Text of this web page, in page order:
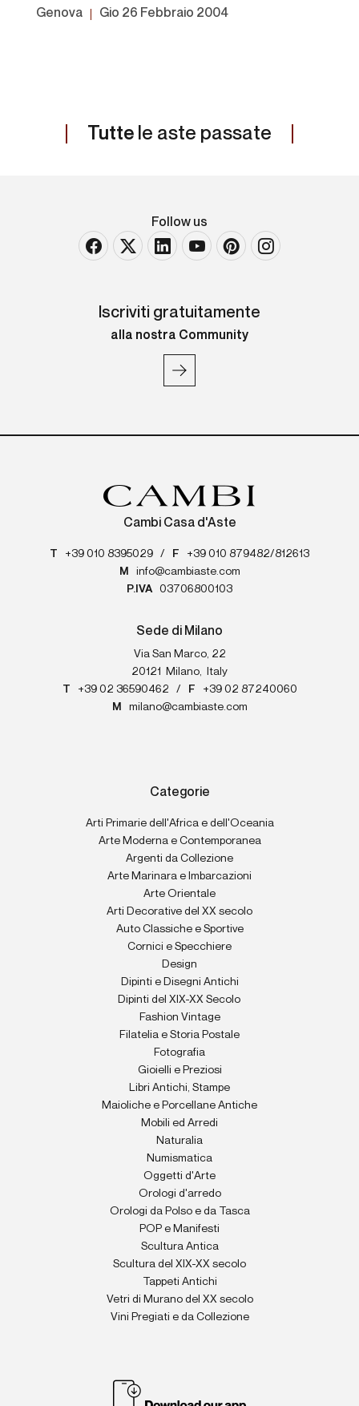
Genova gio 26 Febbraio 2004
Tutte le aste passate
Follow us
Iscriviti gratuitamente
alla nostra Community
Cambi Casa d'Aste
T +39 010 8395029 / F
+39 010 879482/812613
M
info@cambiaste.com
P.IVA
03706800103
Sede di Milano
Via San Marco, 22
20121
Milano,
Italy
T
+39 02 36590462 / F
+39 02 87240060
M
milano@cambiaste.com
Categorie
Arti Primarie dell'Africa e dell'Oceania
Arte Moderna e Contemporanea
Argenti da Collezione
Arte Marinara e Imbarcazioni
Arte Orientale
Arti Decorative del XX secolo
Auto Classiche e Sportive
Cornici e Specchiere
Design
Dipinti e Disegni Antichi
Dipinti del XIX-XX Secolo
Fashion Vintage
Filatelia e Storia Postale
Fotografia
Gioielli e Preziosi
Libri Antichi, Stampe
Maioliche e Porcellane Antiche
Mobili ed Arredi
Naturalia
Numismatica
Oggetti d'Arte
Orologi d'arredo
Orologi da Polso e da Tasca
POP e Manifesti
Scultura Antica
Scultura del XIX-XX secolo
Tappeti Antichi
Vetri di Murano del XX secolo
Vini Pregiati e da Collezione